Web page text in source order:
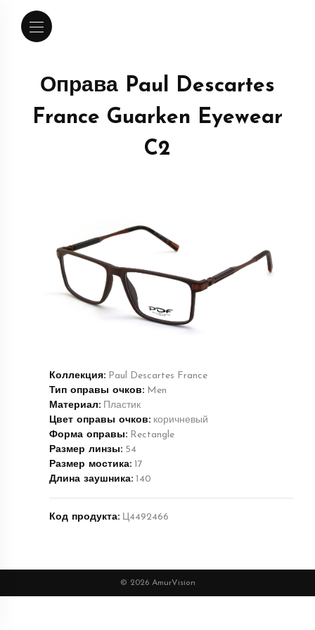
Оправа Paul Descartes
France Guarken Eyewear
C2
Коллекция: Paul Descartes France
Тип оправы очков: Men
Материал: Пластик
Цвет оправы очков: коричневый
Форма оправы: Rectangle
Размер линзы: 54
Размер мостика: 17
Длина заушника: 140
Код продукта: Ц4492466
© 2026 AmurVision